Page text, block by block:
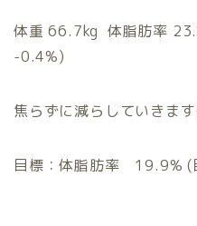
体重 66.7kg 体脂肪率
-0.4%)
焦らずに減らしていきま
目標：体脂肪率 19.9% (